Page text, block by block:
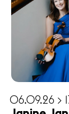
06.09.26 >